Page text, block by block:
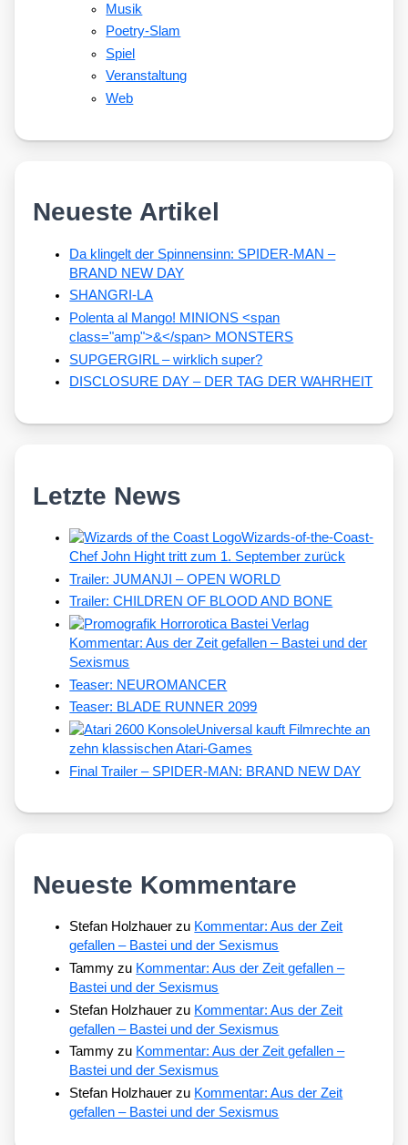
Musik
Poetry-Slam
Spiel
Veranstaltung
Web
Neueste Artikel
Da klingelt der Spinnensinn: SPIDER-MAN –
BRAND NEW DAY
SHANGRI-LA
Polenta al Mango! MINIONS <span
class="amp">&</span> MONSTERS
SUPGERGIRL – wirklich super?
DISCLOSURE DAY – DER TAG DER WAHRHEIT
Letzte News
Wizards-of-the-Coast-
Chef John Hight tritt zum 1. September zurück
Trailer: JUMANJI – OPEN WORLD
Trailer: CHILDREN OF BLOOD AND BONE
Kommentar: Aus der Zeit gefallen – Bastei und der
Sexismus
Teaser: NEUROMANCER
Teaser: BLADE RUNNER 2099
Universal kauft Filmrechte an
zehn klassischen Atari-Games
Final Trailer – SPIDER-MAN: BRAND NEW DAY
Neueste Kommentare
Stefan Holzhauer zu Kommentar: Aus der Zeit
gefallen – Bastei und der Sexismus
Tammy zu Kommentar: Aus der Zeit gefallen –
Bastei und der Sexismus
Stefan Holzhauer zu Kommentar: Aus der Zeit
gefallen – Bastei und der Sexismus
Tammy zu Kommentar: Aus der Zeit gefallen –
Bastei und der Sexismus
Stefan Holzhauer zu Kommentar: Aus der Zeit
gefallen – Bastei und der Sexismus